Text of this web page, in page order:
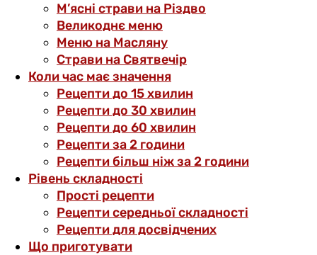
М’ясні страви на Різдво
Великоднє меню
Меню на Масляну
Страви на Святвечір
Коли час має значення
Рецепти до 15 хвилин
Рецепти до 30 хвилин
Рецепти до 60 хвилин
Рецепти за 2 години
Рецепти більш ніж за 2 години
Рівень складності
Прості рецепти
Рецепти середньої складності
Рецепти для досвідчених
Що приготувати